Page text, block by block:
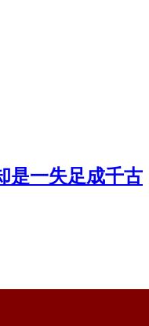
是一失足成千古